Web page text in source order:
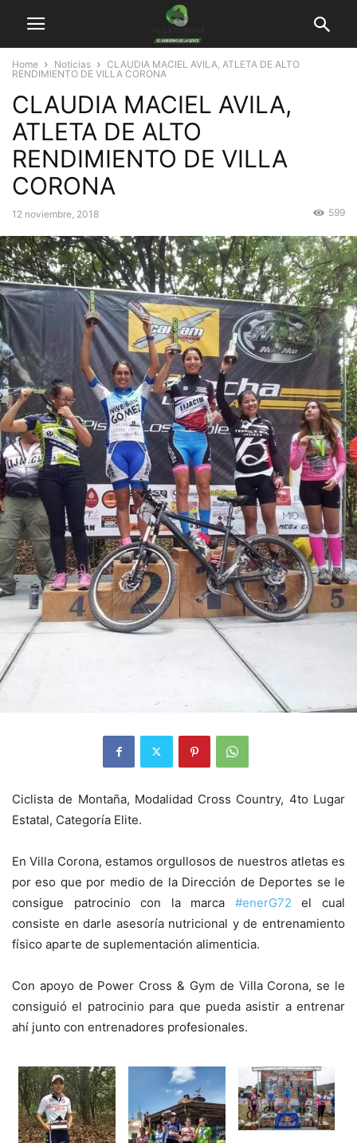
Home Noticias
CLAUDIA MACIEL AVILA, ATLETA DE ALTO
RENDIMIENTO DE VILLA CORONA
CLAUDIA MACIEL AVILA,
ATLETA DE ALTO
RENDIMIENTO DE VILLA
CORONA
12 noviembre, 2018 599
Ciclista de Montaña, Modalidad Cross Country, 4to Lugar
Estatal, Categoría Elite.
En Villa Corona, estamos orgullosos de nuestros atletas es
por eso que por medio de la Dirección de Deportes se le
consigue patrocinio con la marca #enerG72 el cual
consiste en darle asesoría nutricional y de entrenamiento
físico aparte de suplementación alimenticia.
Con apoyo de Power Cross & Gym de Villa Corona, se le
consiguió el patrocinio para que pueda asistir a entrenar
ahí junto con entrenadores profesionales.